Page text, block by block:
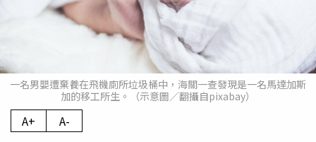
一名男嬰遭棄養在飛機廁所垃圾桶中，海關一查發現是一名馬達加斯
加的移工所生。（示意圖／翻攝自pixabay）
A+ A-